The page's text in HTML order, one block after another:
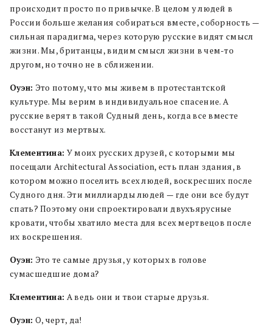
происходит просто по привычке. В целом у людей в
России больше желания собираться вместе, соборность —
сильная парадигма, через которую русские видят смысл
жизни. Мы, британцы, видим смысл жизни в чем-то
другом, но точно не в сближении.
Оуэн: Это потому, что мы живем в протестантской
культуре. Мы верим в индивидуальное спасение. А
русские верят в такой Судный день, когда все вместе
восстанут из мертвых.
Клементина: У моих русских друзей, с которыми мы
посещали Architectural Association, есть план здания, в
котором можно поселить всех людей, воскресших после
Судного дня. Эти миллиарды людей — где они все будут
спать? Поэтому они спроектировали двухъярусные
кровати, чтобы хватило места для всех мертвецов после
их воскрешения.
Оуэн: Это те самые друзья, у которых в голове
сумасшедшие дома?
Клементина: А ведь они и твои старые друзья.
Оуэн: О, черт, да!